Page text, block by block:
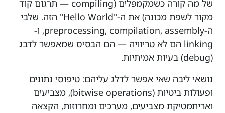
של מה קורה כשמקמפלים (compiling — תרגום קוד
מקור לשפת מכונה) את ה-"Hello World" הזה. שלבי
ה-preprocessing, compilation, assembly, ו-
linking הם לא טריוויה — הם הבסיס שמאפשר לדבג
(debug) בעיות אמיתיות.
נושאי ליבה שאי אפשר לדלג עליהם: טיפוסי נתונים
ופעולות ביטיות (bitwise operations), מצביעים
ואריתמטיקת מצביעים, מערכים ומחרוזות, הקצאה